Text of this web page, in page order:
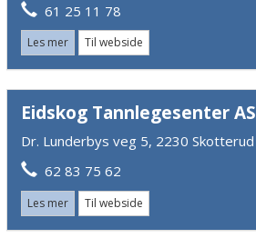
61 25 11 78
Les mer Til webside
Eidskog Tannlegesenter AS
Dr. Lunderbys veg 5, 2230 Skotterud
62 83 75 62
Les mer Til webside